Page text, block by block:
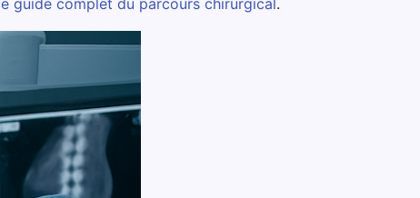
guide complet du parcours chirurgical.